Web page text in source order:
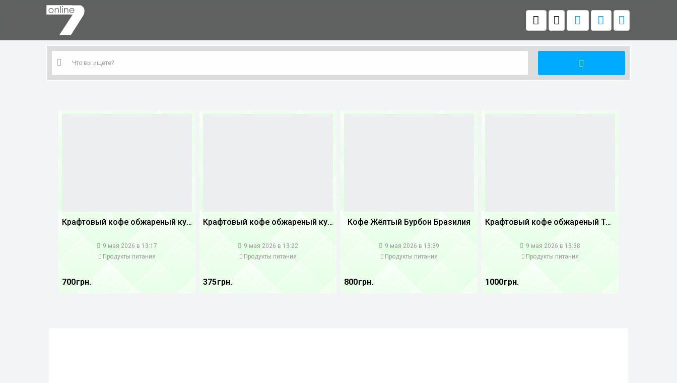
Крафтовый кофе обжареный купаж арабики 3...
9 мая 2026 в 13:17
Продукты питания
700 грн.
Крафтовый кофе обжареный купаж арабики 5...
9 мая 2026 в 13:22
Продукты питания
375 грн.
Кофе Жёлтый Бурбон Бразилия
9 мая 2026 в 13:39
Продукты питания
800 грн.
Крафтовый кофе обжареный Танзания
9 мая 2026 в 13:38
Продукты питания
1000 грн.